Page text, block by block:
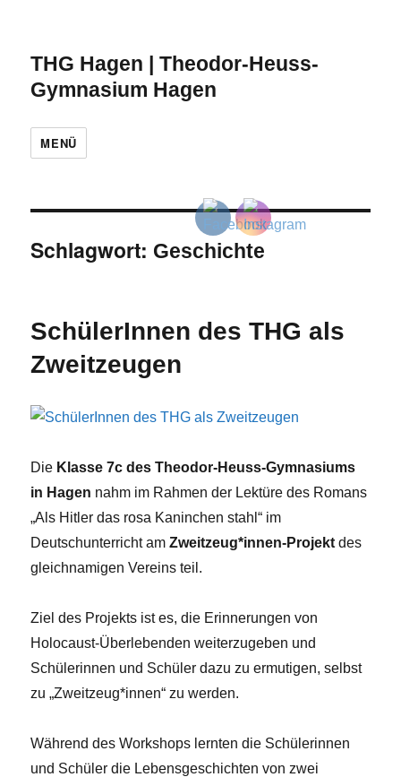
THG Hagen | Theodor-Heuss-
Gymnasium Hagen
MENÜ
Schlagwort: Geschichte
SchülerInnen des THG als
Zweitzeugen
Die Klasse 7c des Theodor-Heuss-Gymnasiums
in Hagen nahm im Rahmen der Lektüre des Romans
„Als Hitler das rosa Kaninchen stahl“ im
Deutschunterricht amZweitzeug*innen-Projekt des
gleichnamigen Vereins teil.
Ziel des Projekts ist es, die Erinnerungen von
Holocaust-Überlebenden weiterzugeben und
Schülerinnen und Schüler dazu zu ermutigen, selbst
zu „Zweitzeug*innen“ zu werden.
Während des Workshops lernten die Schülerinnen
und Schüler die Lebensgeschichten von zwei